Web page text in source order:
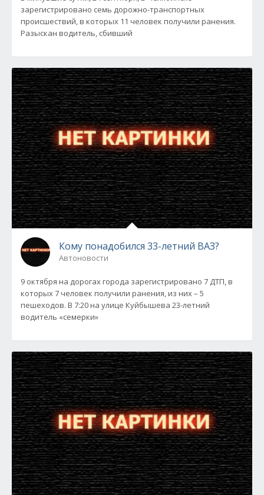
зарегистрировано семь дорожно-транспортных
происшествий, в которых 11 человек получили ранения.
Разыскан водитель, сбивший
Кому понадобился 33-летний ВАЗ?
Автоновости
9 октября на дорогах города зарегистрировано 7 ДТП, в
которых 7 человек получили ранения, из них – 5
пешеходов. В 7:20 на улице Куйбышева 23-летний
водитель «семерки»